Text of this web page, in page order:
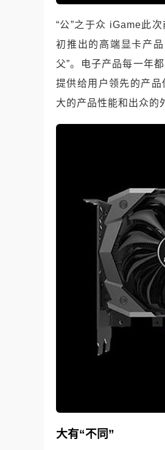
“公”之于众 iGame此
初推出的高端显卡产
父”。电子产品每一年
提供给用户领先的产
大的产品性能和出众的
大有“不同”